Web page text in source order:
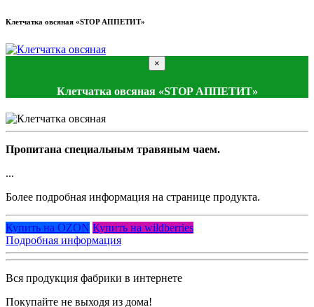
Клетчатка овсяная «STOP АППЕТИТ»
×
Клетчатка овсяная «STOP АППЕТИТ»
Пропитана специальным травяным чаем.
...
Более подробная информация на странице продукта.
Купить на OZON Купить на wildberries
Подробная информация
Вся продукция фабрики в интернете
Покупайте не выходя из дома!